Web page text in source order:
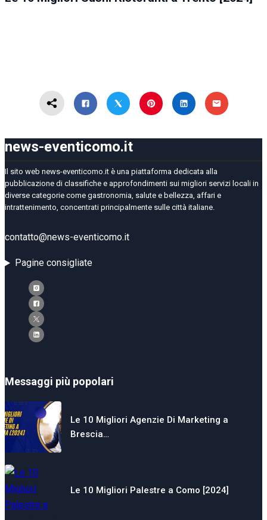
news-eventicomo.it
Il sito web news-eventicomo.it è una piattaforma dedicata alla
pubblicazione di classifiche e approfondimenti sui migliori servizi locali in
diverse categorie come gastronomia, salute e bellezza, affari e
intrattenimento, concentrati principalmente sulle città italiane.
contatto@news-eventicomo.it
Pagine consigliate
Messaggi più popolari
Le 10 Migliori Agenzie Di Marketing a
Brescia…
Le 10 Migliori Palestre a Como [2024]